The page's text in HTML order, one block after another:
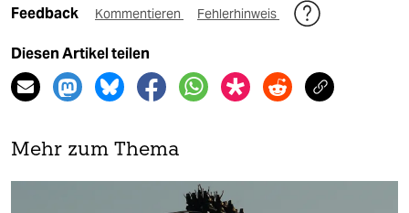
Feedback Kommentieren Fehlerhinweis
Diesen Artikel teilen
Mehr zum Thema